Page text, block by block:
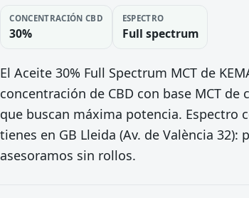
CONCENTRACIÓN CBD
30%
ESPECTRO
Full spectrum
El Aceite 30% Full Spectrum MCT de
concentración de CBD con base MCT
que buscan máxima potencia. Espectro
tienes en GB Lleida (Av. de València
asesoramos sin rollos.